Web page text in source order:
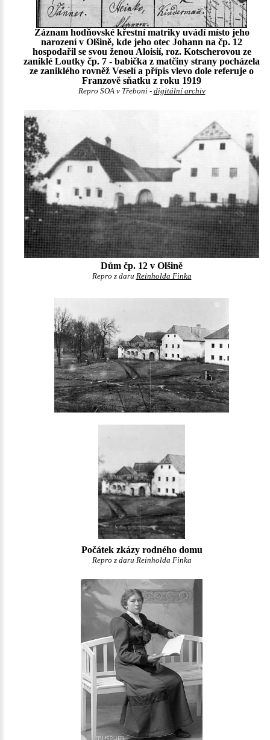
Záznam hodňovské křestní matriky uvádí místo jeho
narození v Olšině, kde jeho otec Johann na čp. 12
hospodařil se svou ženou Aloisií, roz. Kotscherovou ze
zaniklé Loutky čp. 7 - babička z matčiny strany pocházela
ze zaniklého rovněž Veselí a přípis vlevo dole referuje o
Franzově sňatku z roku 1919
Repro SOA v Třeboni - digitální archiv
Dům čp. 12 v Olšině
Repro z daru Reinholda Finka
Počátek zkázy rodného domu
Repro z daru Reinholda Finka